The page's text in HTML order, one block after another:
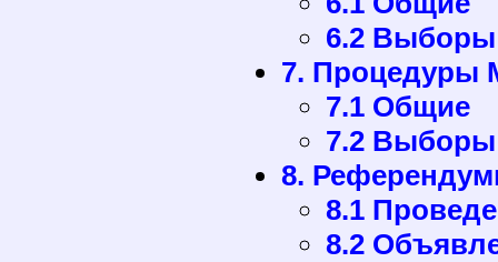
6.2 Выборы
7. Процедуры
7.1 Общие
7.2 Выборы
8.
8.1
8.2